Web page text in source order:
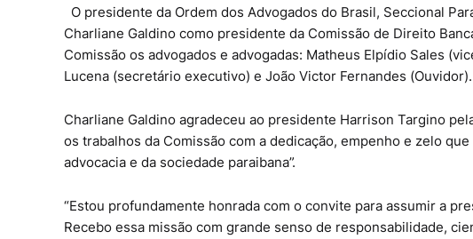
O presidente da Ordem dos Advogados do Brasil, Seccional
Charliane Galdino como presidente da Comissão de Direito
Comissão os advogados e advogadas: Matheus Elpídio Sales
Lucena (secretário executivo) e João Victor Fernandes (Ouvidor).
Charliane Galdino agradeceu ao presidente Harrison Targino
os trabalhos da Comissão com a dedicação, empenho e zelo
advocacia e da sociedade paraibana”.
“Estou profundamente honrada com o convite para assumir a
Recebo essa missão com grande senso de responsabilidade,